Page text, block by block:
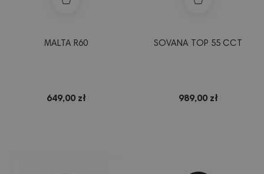
MALTA R60
649,00 zł
SOVANA TOP 55 CCT
989,00 zł